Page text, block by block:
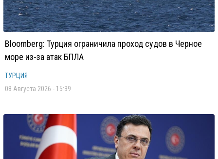
Bloomberg: Турция ограничила проход судов в Черное
море из-за атак БПЛА
ТУРЦИЯ
08 Августа 2026 - 15:39